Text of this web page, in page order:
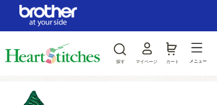
探す マイページ カート メニュー
ログイン/新規会員登録